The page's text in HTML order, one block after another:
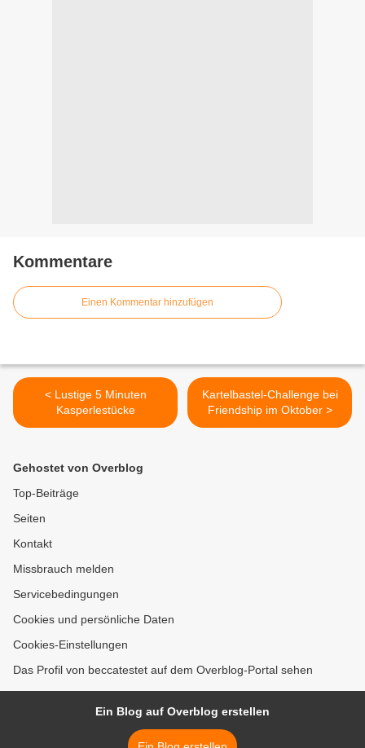
Kommentare
Einen Kommentar hinzufügen
< Lustige 5 Minuten
Kasperlestücke
Kartelbastel-Challenge bei
Friendship im Oktober >
Gehostet von Overblog
Top-Beiträge
Seiten
Kontakt
Missbrauch melden
Servicebedingungen
Cookies und persönliche Daten
Cookies-Einstellungen
Das Profil von beccatestet auf dem Overblog-Portal sehen
Ein Blog auf Overblog erstellen